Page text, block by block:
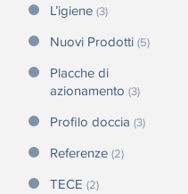
L’igiene (3)
Nuovi Prodotti (5)
Placche di
azionamento (3)
Profilo doccia (3)
Referenze (2)
TECE (2)